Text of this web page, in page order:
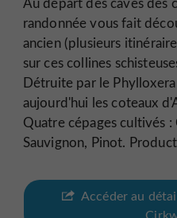
randonnée vous fait
ancien (plusieurs
sur ces collines
Détruite par le
aujourd'hui les coteaux
Quatre cépages cultivés :
Sauvignon, Pinot.
Accéder au